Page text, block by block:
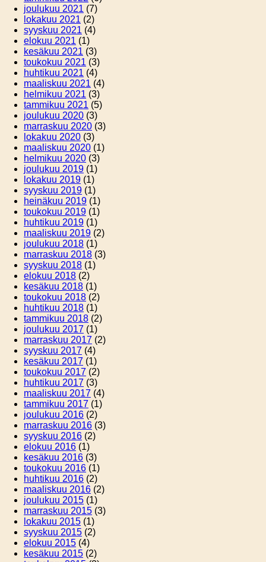
joulukuu 2021 (7)
lokakuu 2021 (2)
syyskuu 2021 (4)
elokuu 2021 (1)
kesäkuu 2021 (3)
toukokuu 2021 (3)
huhtikuu 2021 (4)
maaliskuu 2021 (4)
helmikuu 2021 (3)
tammikuu 2021 (5)
joulukuu 2020 (3)
marraskuu 2020 (3)
lokakuu 2020 (3)
maaliskuu 2020 (1)
helmikuu 2020 (3)
joulukuu 2019 (1)
lokakuu 2019 (1)
syyskuu 2019 (1)
heinäkuu 2019 (1)
toukokuu 2019 (1)
huhtikuu 2019 (1)
maaliskuu 2019 (2)
joulukuu 2018 (1)
marraskuu 2018 (3)
syyskuu 2018 (1)
elokuu 2018 (2)
kesäkuu 2018 (1)
toukokuu 2018 (2)
huhtikuu 2018 (1)
tammikuu 2018 (2)
joulukuu 2017 (1)
marraskuu 2017 (2)
syyskuu 2017 (4)
kesäkuu 2017 (1)
toukokuu 2017 (2)
huhtikuu 2017 (3)
maaliskuu 2017 (4)
tammikuu 2017 (1)
joulukuu 2016 (2)
marraskuu 2016 (3)
syyskuu 2016 (2)
elokuu 2016 (1)
kesäkuu 2016 (3)
toukokuu 2016 (1)
huhtikuu 2016 (2)
maaliskuu 2016 (2)
joulukuu 2015 (1)
marraskuu 2015 (3)
lokakuu 2015 (1)
syyskuu 2015 (2)
elokuu 2015 (4)
kesäkuu 2015 (2)